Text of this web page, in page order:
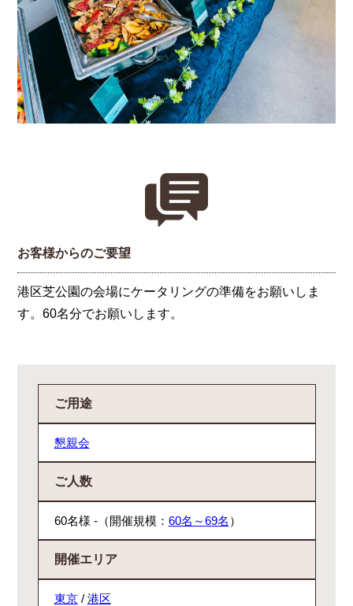
お客様からのご要望
港区芝公園の会場にケータリングの準備をお願いしま
す。60名分でお願いします。
ご用途
懇親会
ご人数
60名様 -（開催規模： 60名～69名 ）
開催エリア
東京/ 港区